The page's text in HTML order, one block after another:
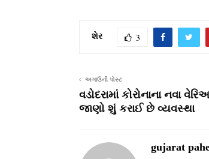
શેર 3
અગાઉની પોસ્ટ
વડોદરામાં કોરોનાના નવા
જાણો શું કરાઈ છે વ્યવસ્થા
gujarat